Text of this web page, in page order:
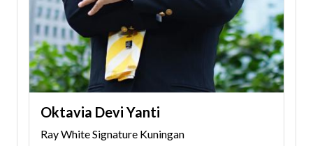
Oktavia Devi Yanti
Ray White Signature Kuningan